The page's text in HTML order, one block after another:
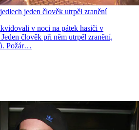
jeden člověk utrpěl zranění
v noci na pátek hasiči v
člověk při něm utrpěl zranění,
Požár…